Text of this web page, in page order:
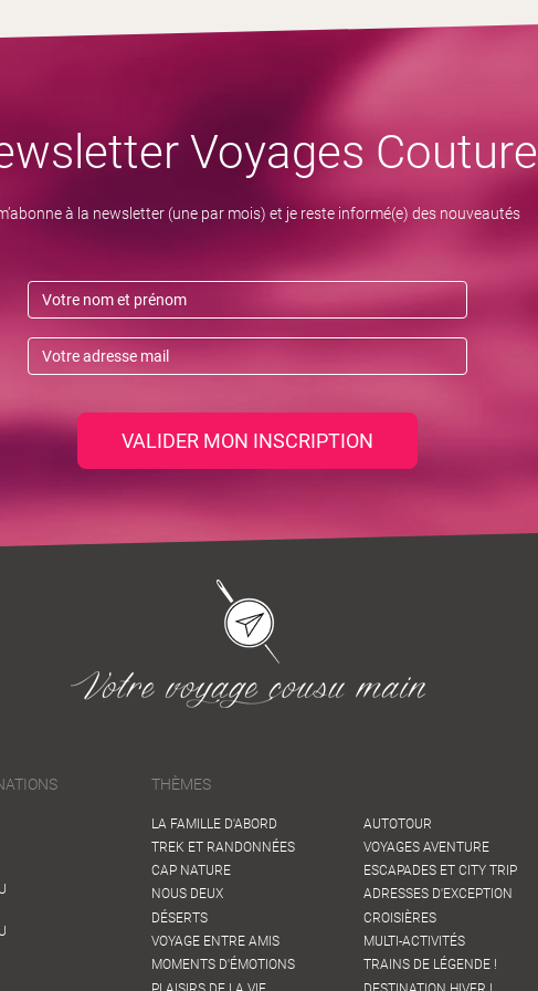
Voyages Couture
à la newsletter (une par mois) et je reste informé(e) des nouveautés
VALIDER MON INSCRIPTION
THÈMES
LA FAMILLE D'ABORD
TREK ET RANDONNÉES
CAP NATURE
NOUS DEUX
DÉSERTS
VOYAGE ENTRE AMIS
MOMENTS D'ÉMOTIONS
AUTOTOUR
VOYAGES AVENTURE
ESCAPADES ET CITY TRIP
ADRESSES D'EXCEPTION
CROISIÈRES
MULTI-ACTIVITÉS
TRAINS DE LÉGENDE !